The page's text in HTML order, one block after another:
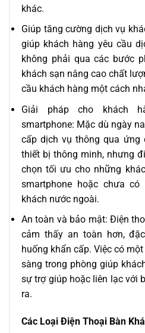
khác.
Giúp tăng cường dịch vụ
giúp khách hàng yêu cầu
không phải qua các bước
khách sạn nâng cao chất
cầu khách hàng một cách
Giải pháp cho khách
smartphone: Mặc dù ngày
cấp dịch vụ thông qua ứng
thiết bị thông minh, nhưng
chọn tối ưu cho những
smartphone hoặc chưa
khách nước ngoài.
An toàn và bảo mật: Điện
cảm thấy an toàn hơn,
huống khẩn cấp. Việc có
sàng trong phòng giúp
sự trợ giúp hoặc liên lạc với
ra.
Các Loại Điện Thoại Bàn